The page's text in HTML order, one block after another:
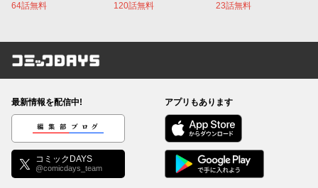
64話無料 120話無料 23話無料
コミックDAYS
最新情報を配信中!
編集部ブログ
コミックDAYS
@comicdays_team
アプリもあります